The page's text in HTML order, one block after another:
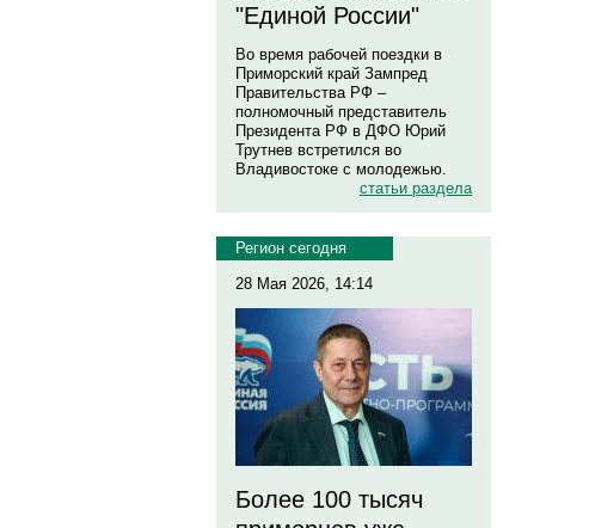
"Единой России"
Во время рабочей поездки в
Приморский край Зампред
Правительства РФ –
полномочный представитель
Президента РФ в ДФО Юрий
Трутнев встретился во
Владивостоке с молодежью.
статьи раздела
Регион сегодня
28 Мая 2026, 14:14
Более 100 тысяч